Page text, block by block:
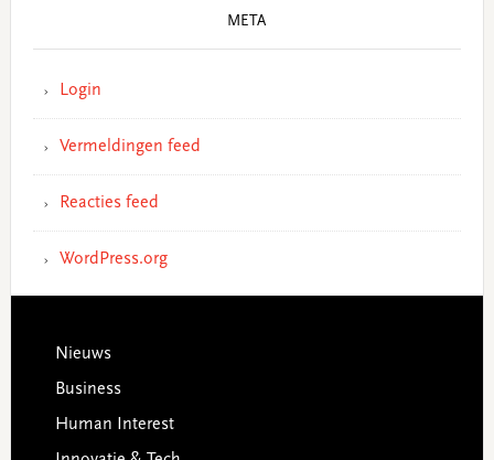
META
Login
Vermeldingen feed
Reacties feed
WordPress.org
Footer
Nieuws
Business
Human Interest